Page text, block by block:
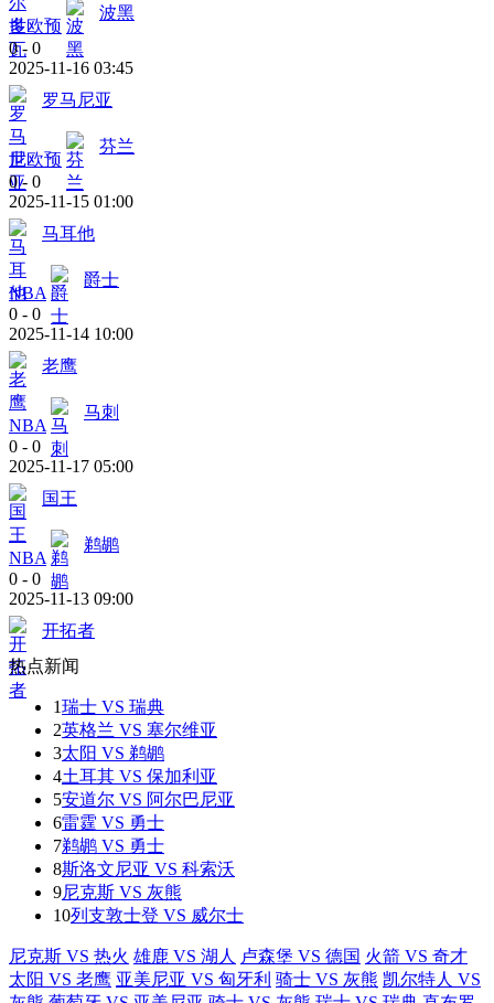
世欧预
波黑
0 - 0
2025-11-16 03:45
罗马尼亚
世欧预
芬兰
0 - 0
2025-11-15 01:00
马耳他
NBA
爵士
0 - 0
2025-11-14 10:00
老鹰
NBA
马刺
0 - 0
2025-11-17 05:00
国王
NBA
鹈鹕
0 - 0
2025-11-13 09:00
开拓者
热点新闻
1瑞士 VS 瑞典
2英格兰 VS 塞尔维亚
3太阳 VS 鹈鹕
4土耳其 VS 保加利亚
5安道尔 VS 阿尔巴尼亚
6雷霆 VS 勇士
7鹈鹕 VS 勇士
8斯洛文尼亚 VS 科索沃
9尼克斯 VS 灰熊
10列支敦士登 VS 威尔士
尼克斯 VS 热火 雄鹿 VS 湖人 卢森堡 VS 德国 火箭 VS 奇才
太阳 VS 老鹰 亚美尼亚 VS 匈牙利 骑士 VS 灰熊 凯尔特人 VS